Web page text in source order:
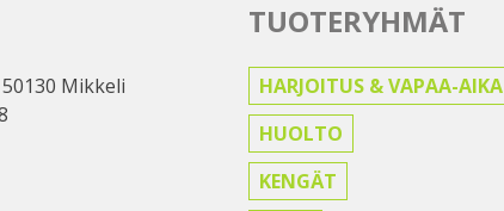
Mikkeli
TUOTERYHMÄT
HARJOITUS & VAPAA-AIKA
HUOLTO
KENGÄT